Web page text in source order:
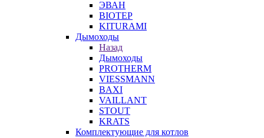
ЭВАН
BIOTEP
KITURAMI
Дымоходы
Назад
Дымоходы
PROTHERM
VIESSMANN
BAXI
VAILLANT
STOUT
KRATS
Комплектующие для котлов